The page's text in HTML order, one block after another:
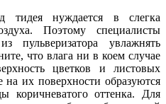
тидея нуждается в слегка
Поэтому специалисты
пульверизатора увлажнять
что влага ни в коем случае
цветков и листовых
их поверхности образуются
коричневатого оттенка. Для